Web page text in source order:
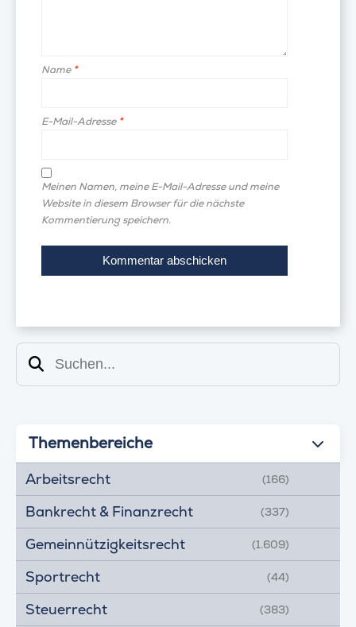
Name *
E-Mail-Adresse *
Meinen Namen, meine E-Mail-Adresse und meine
Website in diesem Browser für die nächste
Kommentierung speichern.
Suchen
Themenbereiche
Arbeitsrecht (166)
Bankrecht & Finanzrecht (337)
Gemeinnützigkeitsrecht (1.609)
Sportrecht (44)
Steuerrecht (383)